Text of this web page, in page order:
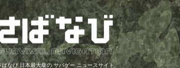
ばなび 日本最大級の サバゲー ニュースサイト